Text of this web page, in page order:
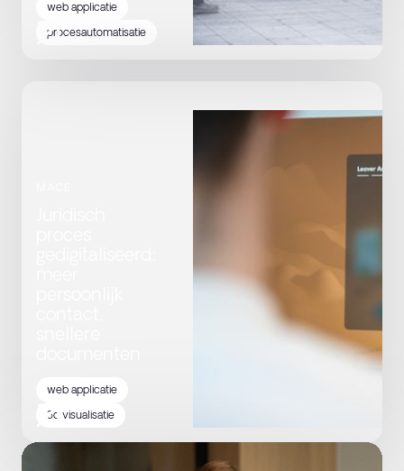
web applicatie
procesautomatisatie
web applicatie
3d visualisatie